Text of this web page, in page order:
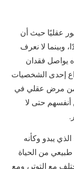
عقليًا حيث أن
وبينما لا نعرف
يواصل فقدان
إحدى الشخصيات
من مرض عقلي في
أنفسهم حتى لا
يبدو وكأنه
طبيعي من الحياة
مع التوتر، ومع